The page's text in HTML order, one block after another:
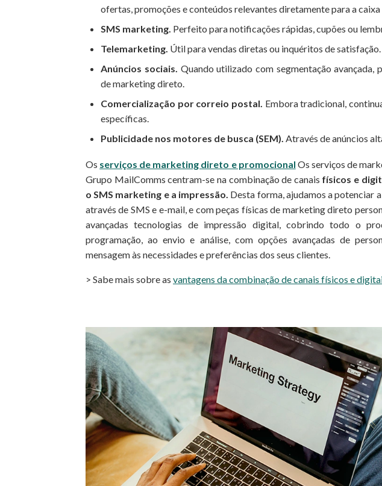
ofertas, promoções e conteúdos relevantes diretamente para a
SMS marketing. Perfeito para notificações rápidas, cupões ou
Telemarketing. Útil para vendas diretas ou inquéritos de satisfação.
Anúncios sociais. Quando utilizado com segmentação avançada,
de marketing direto.
Comercialização por correio postal. Embora tradicional,
específicas.
Publicidade nos motores de busca (SEM). Através de anúncios
Os serviços de marketing direto e promocional Os serviços de
Grupo MailComms centram-se na combinação de canais físicos e
o SMS marketing e a impressão. Desta forma, ajudamos a potenciar
através de SMS e e-mail, e com peças físicas de marketing direto
avançadas tecnologias de impressão digital, cobrindo todo o
programação, ao envio e análise, com opções avançadas de
mensagem às necessidades e preferências dos seus clientes.
> Sabe mais sobre as vantagens da combinação de canais físicos e